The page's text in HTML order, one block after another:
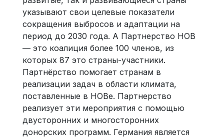
указывают свои целевые показатели
сокращения выбросов и адаптации на
период до 2030 года. А Партнерство НОВ
— это коалиция более 100 членов, из
которых 87 это страны-участники.
Партнёрство помогает странам в
реализации задач в области климата,
поставленные в НОВе. Партнерство
реализует эти мероприятия с помощью
двусторонних и многосторонних
донорских программ. Германия является